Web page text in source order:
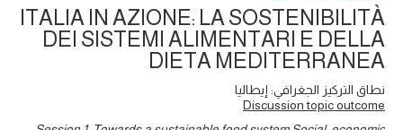
ITALIA IN AZIONE: LA SOSTENIBILITÀ
DEI SISTEMI ALIMENTARI E DELLA
DIETA MEDITERRANEA
نطاق التركيز الجغرافي: إيطاليا
Discussion topic outcome